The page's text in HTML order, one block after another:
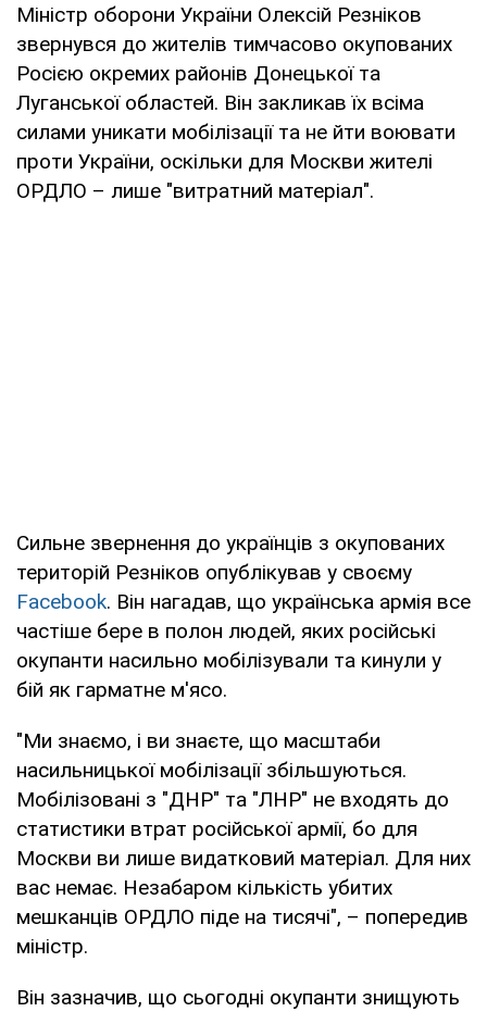
Міністр оборони України Олексій Резніков
звернувся до жителів тимчасово окупованих
Росією окремих районів Донецької та
Луганської областей. Він закликав їх всіма
силами уникати мобілізації та не йти воювати
проти України, оскільки для Москви жителі
ОРДЛО – лише "витратний матеріал".
Сильне звернення до українців з окупованих
територій Резніков опублікував у своєму
Facebook. Він нагадав, що українська армія все
частіше бере в полон людей, яких російські
окупанти насильно мобілізували та кинули у
бій як гарматне м'ясо.
"Ми знаємо, і ви знаєте, що масштаби
насильницької мобілізації збільшуються.
Мобілізовані з "ДНР" та "ЛНР" не входять до
статистики втрат російської армії, бо для
Москви ви лише видатковий матеріал. Для них
вас немає. Незабаром кількість убитих
мешканців ОРДЛО піде на тисячі", – попередив
міністр.
Він зазначив, що сьогодні окупанти знищують